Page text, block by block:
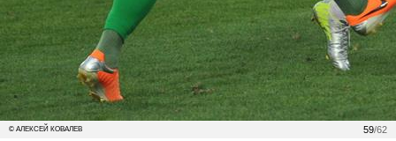
59/62
© АЛЕКСЕЙ КОВАЛЕВ